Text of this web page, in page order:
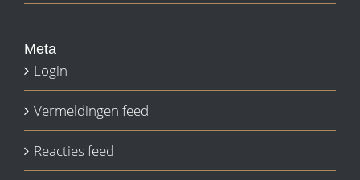
Meta
Login
Vermeldingen feed
Reacties feed